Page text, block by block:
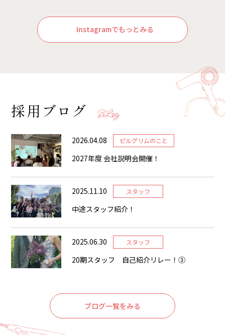
Instagramでもっとみる
採用ブログ BLog
2026.04.08 ピルグリムのこと
2027年度 会社説明会開催！
2025.11.10 スタッフ
中途スタッフ紹介！
2025.06.30 スタッフ
20期スタッフ 自己紹介リレー！③
ブログ一覧をみる